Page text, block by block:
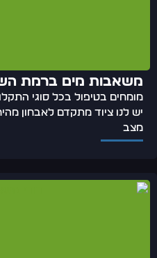
משאבות מים ברמת
מומחים בטיפול בכל סוגי
יש לנו ציוד מתקדם לאבחון
מצב